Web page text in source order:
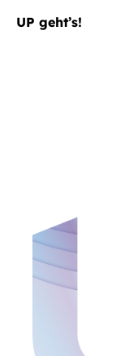
UP geht’s!